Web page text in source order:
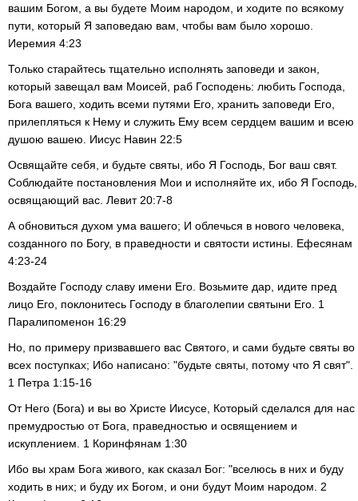
вашим Богом, а вы будете Моим народом, и ходите по всякому
пути, который Я заповедаю вам, чтобы вам было хорошо.
Иеремия 4:23
Только старайтесь тщательно исполнять заповеди и закон,
который завещал вам Моисей, раб Господень: любить Господа,
Бога вашего, ходить всеми путями Его, хранить заповеди Его,
прилепляться к Нему и служить Ему всем сердцем вашим и всею
душою вашею. Иисус Навин 22:5
Освящайте себя, и будьте святы, ибо Я Господь, Бог ваш свят.
Соблюдайте постановления Мои и исполняйте их, ибо Я Господь,
освящающий вас. Левит 20:7-8
А обновиться духом ума вашего; И облечься в нового человека,
созданного по Богу, в праведности и святости истины. Ефесянам
4:23-24
Воздайте Господу славу имени Его. Возьмите дар, идите пред
лицо Его, поклонитесь Господу в благолепии святыни Его. 1
Паралипоменон 16:29
Но, по примеру призвавшего вас Святого, и сами будьте святы во
всех поступках; Ибо написано: "будьте святы, потому что Я свят".
1 Петра 1:15-16
От Него (Бога) и вы во Христе Иисусе, Который сделался для нас
премудростью от Бога, праведностью и освящением и
искуплением. 1 Коринфянам 1:30
Ибо вы храм Бога живого, как сказал Бог: "вселюсь в них и буду
ходить в них; и буду их Богом, и они будут Моим народом. 2